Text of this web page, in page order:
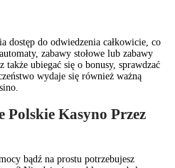
dostęp do odwiedzenia całkowicie, co
zabawy stołowe lub zabawy
ubiegać się o bonusy, sprawdzać
wydaje się również ważną
Polskie Kasyno Przez
bądź na prostu potrzebujesz